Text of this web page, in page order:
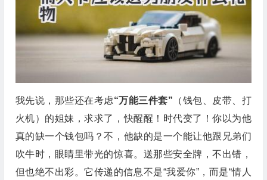
我先说，那些还在考虑“万能三件套” （钱包、皮带、打
火机）的姐妹，求求了，快醒醒！时代变了！你以为他
真的缺一个钱包吗？不，他缺的是一个能让他跟兄弟们
吹牛时，眼睛里带光的惊喜。送那些安全牌，不出错，
但也绝不出彩。它传递的信息不是“我爱你”，而是“情人